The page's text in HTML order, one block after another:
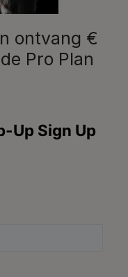
ontvang €
Pro Plan
youtube